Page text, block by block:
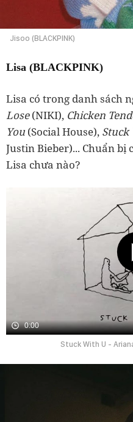
Jisoo (BLACKPINK)
Lisa (BLACKPINK)
Lisa có trong danh sách
Lose(NIKI), Chicken
You (Social House), Stuck
Justin Bieber)... Chuẩn
Lisa chưa nào?
0:00
Stuck With U -